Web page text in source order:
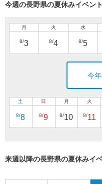
今週の長野県の夏休みイベン
月
8/3
火
8/4
水
8/5
今
土
8/8
日
8/9
月
8/10
火
8/11
来週以降の長野県の夏休みイ